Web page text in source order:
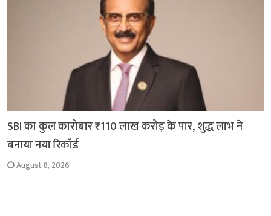
SBI का कुल कारोबार ₹110 लाख करोड़ के पार, शुद्ध लाभ ने
बनाया नया रिकॉर्ड
August 8, 2026